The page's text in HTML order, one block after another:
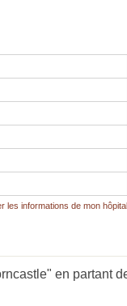
les informations de mon hôpital
en partant